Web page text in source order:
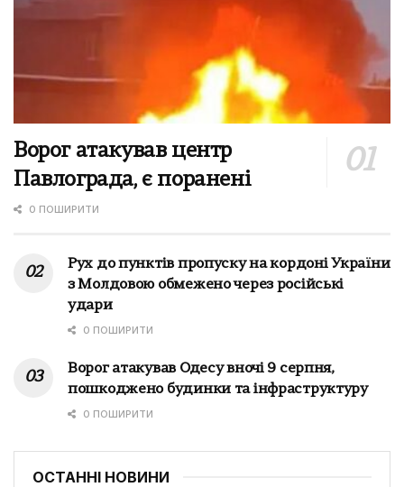
Ворог атакував центр
Павлограда, є поранені
0 ПОШИРИТИ
Рух до пунктів пропуску на кордоні України
з Молдовою обмежено через російські
удари
0 ПОШИРИТИ
Ворог атакував Одесу вночі 9 серпня,
пошкоджено будинки та інфраструктуру
0 ПОШИРИТИ
ОСТАННІ НОВИНИ